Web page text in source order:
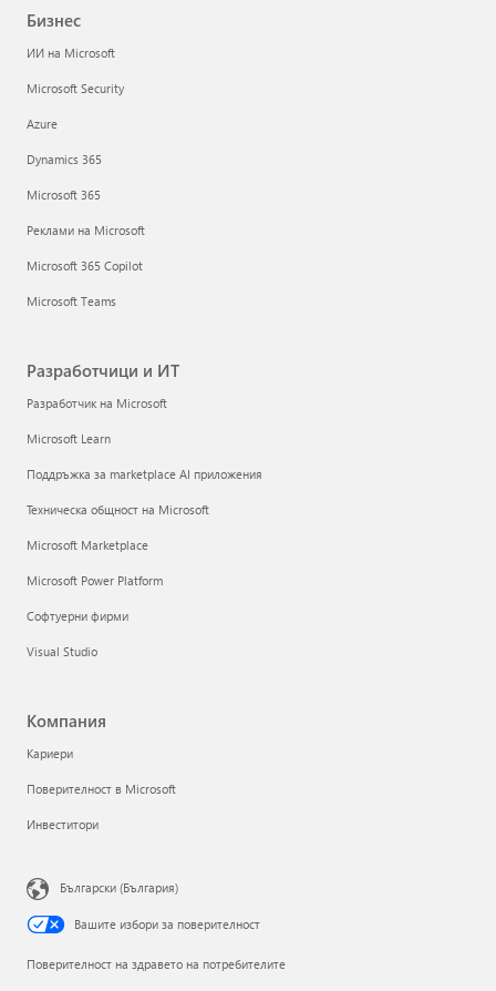
Бизнес
ИИ на Microsoft
Microsoft Security
Azure
Dynamics 365
Microsoft 365
Реклами на Microsoft
Microsoft 365 Copilot
Microsoft Teams
Разработчици и ИТ
Разработчик на Microsoft
Microsoft Learn
Поддръжка за marketplace AI приложения
Техническа общност на Microsoft
Microsoft Marketplace
Microsoft Power Platform
Софтуерни фирми
Visual Studio
Компания
Кариери
Поверителност в Microsoft
Инвеститори
Български (България)
Вашите избори за поверителност
Поверителност на здравето на потребителите